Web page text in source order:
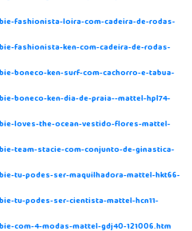
fashionista-loira-com-cadeira-de-rodas-
fashionista-ken-com-cadeira-de-rodas-
boneco-ken-surf-com-cachorro-e-tabua-
boneco-ken-dia-de-praia--mattel-hpl74-
loves-the-ocean-vestido-flores-mattel-
team-stacie-com-conjunto-de-ginastica-
tu-podes-ser-maquilhadora-mattel-hkt66-
tu-podes-ser-cientista-mattel-hcn11-
com-4-modas-mattel-gdj40-121006.htm